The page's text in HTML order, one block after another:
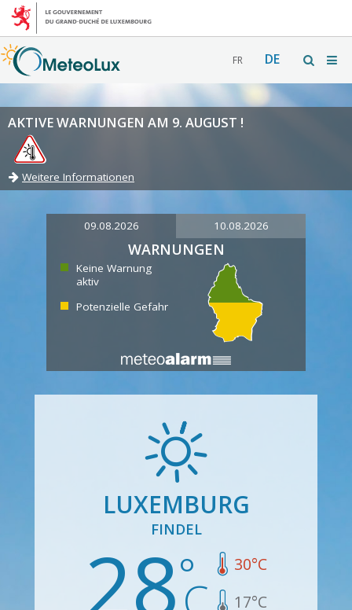
FR DE
AKTIVE WARNUNGEN AM 9. AUGUST !
Weitere Informationen
09.08.2026 10.08.2026
WARNUNGEN
Keine Warnung
aktiv
Potenzielle Gefahr
LUXEMBURG
FINDEL
28 30°C
17°C